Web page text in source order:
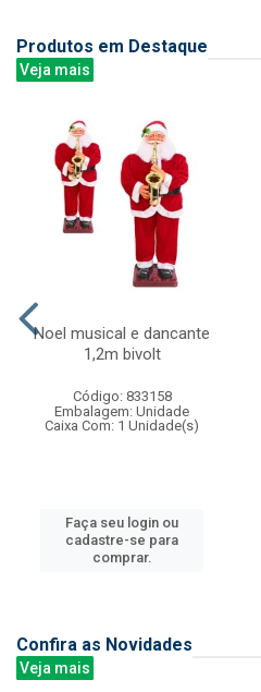
Produtos em Destaque
Veja mais
Noel musical e dancante
1,2m bivolt
Código: 833158
Embalagem: Unidade
Caixa Com: 1 Unidade(s)
Faça seu login ou
cadastre-se para
comprar.
Confira as Novidades
Veja mais